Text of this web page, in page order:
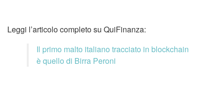
Leggi l’articolo completo su QuiFinanza:
Il primo malto italiano tracciato in blockchain
è quello di Birra Peroni